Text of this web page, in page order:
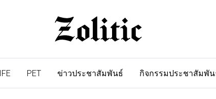
PET ข่าวประชาสัมพันธ์ กิจกรรมประชาสัมพั